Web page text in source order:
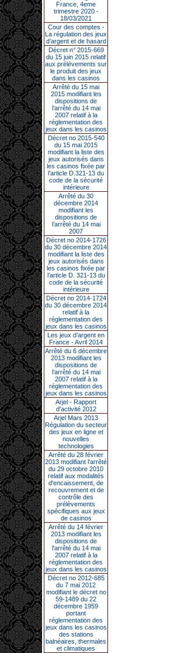
France, 4eme
trimestre 2020 -
18/03/2021
Cour des comptes -
La régulation des jeux
d’argent et de hasard
Décret n° 2015-669
du 15 juin 2015 relatif
aux prélèvements sur
le produit des jeux
dans les casinos
Arrêté du 15 mai
2015 modifiant les
dispositions de
l’arrêté du 14 mai
2007 relatif à la
réglementation des
jeux dans les casinos
Décret no 2015-540
du 15 mai 2015
modifiant la liste des
jeux autorisés dans
les casinos fixée par
l’article D.321-13 du
code de la sécurité
intérieure
Arrêté du 30
décembre 2014
modifiant les
dispositions de
l’arrêté du 14 mai
2007
Décret no 2014-1726
du 30 décembre 2014
modifiant la liste des
jeux autorisés dans
les casinos fixée par
l’article D. 321-13 du
code de la sécurité
intérieure
Décret no 2014-1724
du 30 décembre 2014
relatif à la
réglementation des
jeux dans les casinos
Les jeux d’argent en
France - Avril 2014
Arrêté du 6 décembre
2013 modifiant les
dispositions de
l’arrêté du 14 mai
2007 relatif à la
réglementation des
jeux dans les casinos
Arjel - Rapport
d'activité 2012
Arjel Mars 2013
Régulation du secteur
des jeux en ligne et
nouvelles
technologies
Arrêté du 28 février
2013 modifiant l'arrêté
du 29 octobre 2010
relatif aux modalités
d'encaissement, de
recouvrement et de
contrôle des
prélèvements
spécifiques aux jeux
de casinos
Arrêté du 14 février
2013 modifiant les
dispositions de
l'arrêté du 14 mai
2007 relatif à la
réglementation des
jeux dans les casinos
Décret no 2012-685
du 7 mai 2012
modifiant le décret no
59-1489 du 22
décembre 1959
portant
réglementation des
jeux dans les casinos
des stations
balnéaires, thermales
et climatiques